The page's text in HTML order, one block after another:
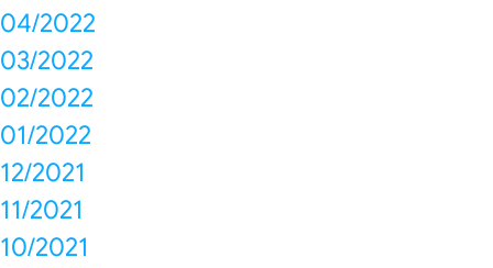
04/2022
03/2022
02/2022
01/2022
12/2021
11/2021
10/2021